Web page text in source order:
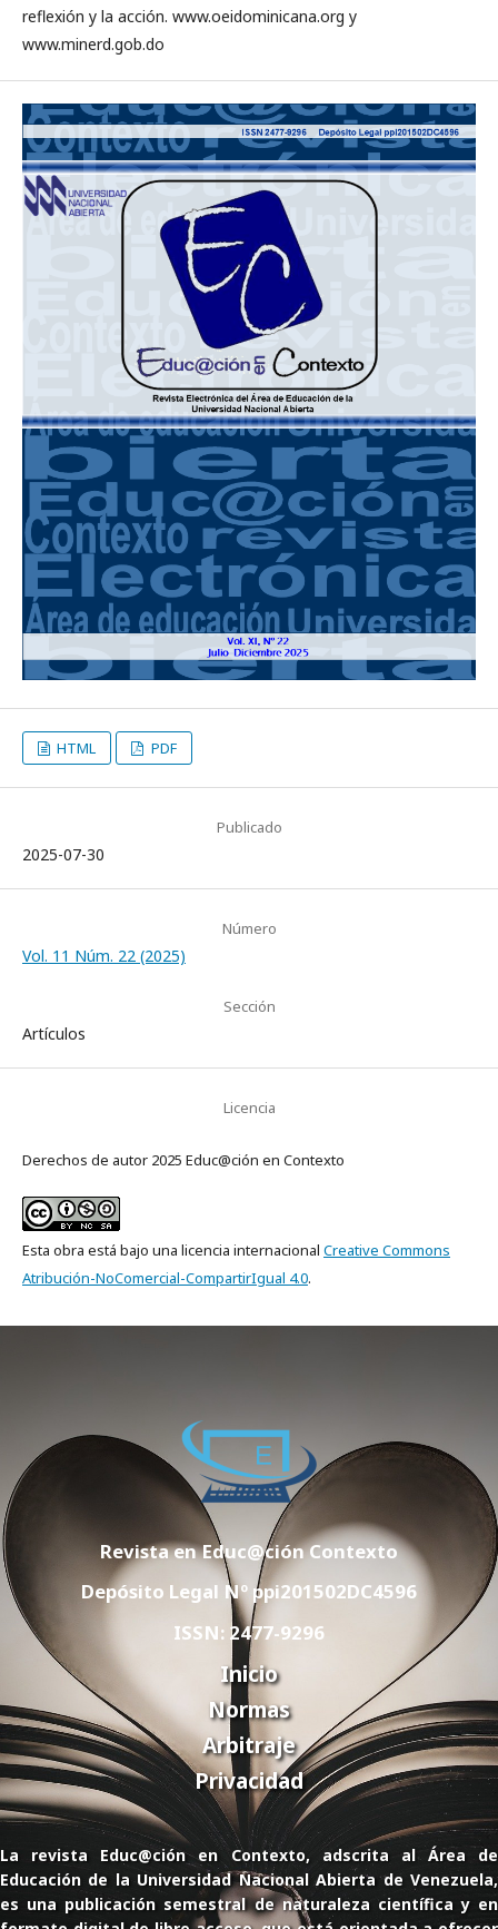
reflexión y la acción. www.oeidominicana.org y
www.minerd.gob.do
HTML PDF
Publicado
2025-07-30
Número
Vol. 11 Núm. 22 (2025)
Sección
Artículos
Licencia
Derechos de autor 2025 Educ@ción en Contexto
Esta obra está bajo una licencia internacional Creative Commons
Atribución-NoComercial-CompartirIgual 4.0.
Revista en Educ@ción Contexto
Depósito Legal Nº ppi201502DC4596
ISSN: 2477-9296
Inicio
Normas
Arbitraje
Privacidad
La revista Educ@ción en Contexto, adscrita al Área de
Educación de la Universidad Nacional Abierta de Venezuela,
es una publicación semestral de naturaleza científica y en